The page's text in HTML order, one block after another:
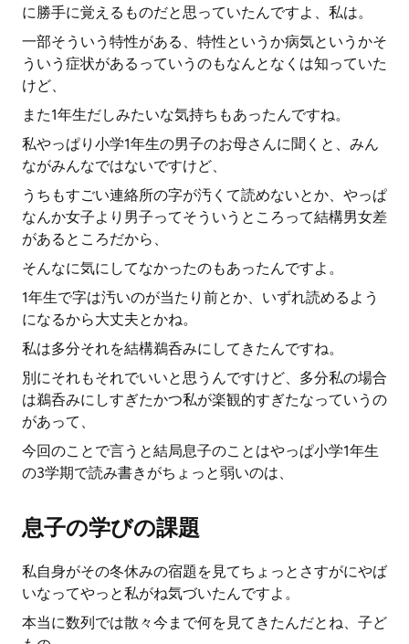
に勝手に覚えるものだと思っていたんですよ、私は。
一部そういう特性がある、特性というか病気というかそ
ういう症状があるっていうのもなんとなくは知っていた
けど、
また1年生だしみたいな気持ちもあったんですね。
私やっぱり小学1年生の男子のお母さんに聞くと、みん
ながみんなではないですけど、
うちもすごい連絡所の字が汚くて読めないとか、やっぱ
なんか女子より男子ってそういうところって結構男女差
があるところだから、
そんなに気にしてなかったのもあったんですよ。
1年生で字は汚いのが当たり前とか、いずれ読めるよう
になるから大丈夫とかね。
私は多分それを結構鵜呑みにしてきたんですね。
別にそれもそれでいいと思うんですけど、多分私の場合
は鵜呑みにしすぎたかつ私が楽観的すぎたなっていうの
があって、
今回のことで言うと結局息子のことはやっぱ小学1年生
の3学期で読み書きがちょっと弱いのは、
息子の学びの課題
私自身がその冬休みの宿題を見てちょっとさすがにやば
いなってやっと私がね気づいたんですよ。
本当に数列では散々今まで何を見てきたんだとね、子ど